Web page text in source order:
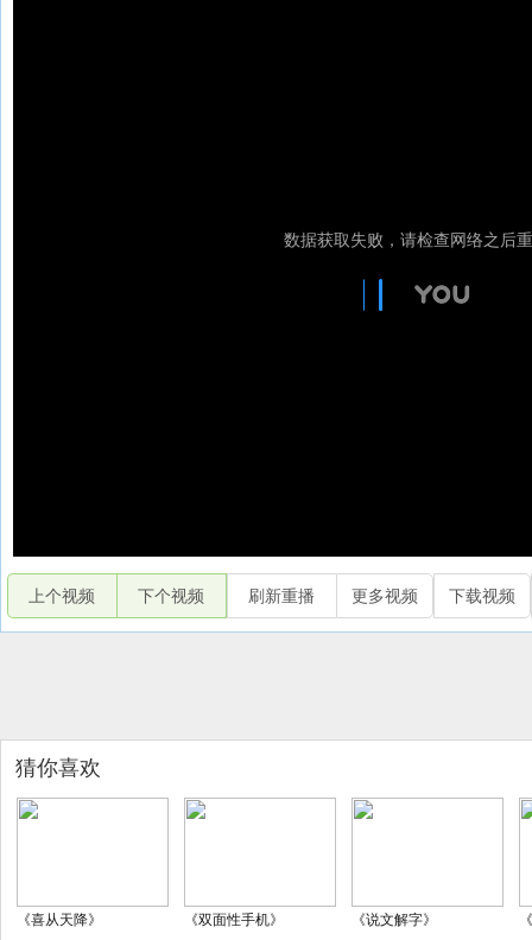
上个视频 下个视频 刷新重播 更多视频 下载视频
猜你喜欢
《喜从天降》 《双面性手机》 《说文解字》